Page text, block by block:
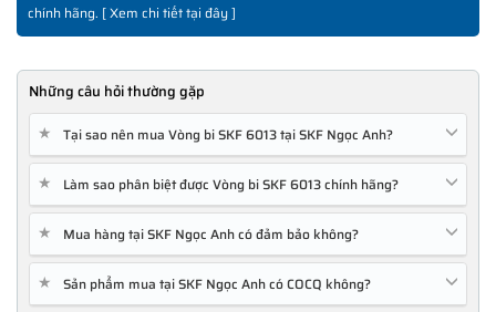
chính hãng. [Xem chi tiết tại đây]
Những câu hỏi thường gặp
★ Tại sao nên mua Vòng bi SKF 6013 tại SKF Ngọc Anh?
★ Làm sao phân biệt được Vòng bi SKF 6013 chính hãng?
★ Mua hàng tại SKF Ngọc Anh có đảm bảo không?
★ Sản phẩm mua tại SKF Ngọc Anh có COCQ không?